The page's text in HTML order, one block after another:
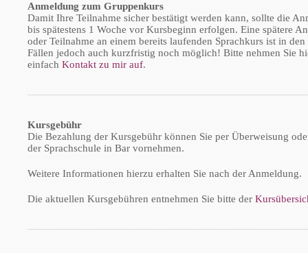
Anmeldung zum Gruppenkurs
Damit Ihre Teilnahme sicher bestätigt werden kann, sollte die
bis spätestens 1 Woche vor Kursbeginn erfolgen. Eine spätere
oder Teilnahme an einem bereits laufenden Sprachkurs ist in den
Fällen jedoch auch kurzfristig noch möglich! Bitte nehmen Sie
einfach Kontakt zu mir auf.
Kursgebühr
Die Bezahlung der Kursgebühr können Sie per Überweisung
der Sprachschule in Bar vornehmen.
Weitere Informationen hierzu erhalten Sie nach der Anmeldung.
Die aktuellen Kursgebühren entnehmen Sie bitte der